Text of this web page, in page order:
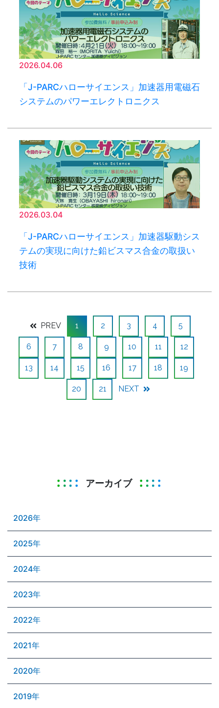
2026.04.06
「J-PARCハローサイエンス」加速器用電磁石
システムのパワーエレクトロニクス
2026.03.04
「J-PARCハローサイエンス」加速器駆動シス
テムの実現に向けた鉛ビスマス合金の取扱い
技術
PREV 1 2 3 4 5
6 7 8 9 10 11 12
13 14 15 16 17 18 19
20 21 NEXT
アーカイブ
2026年
2025年
2024年
2023年
2022年
2021年
2020年
2019年